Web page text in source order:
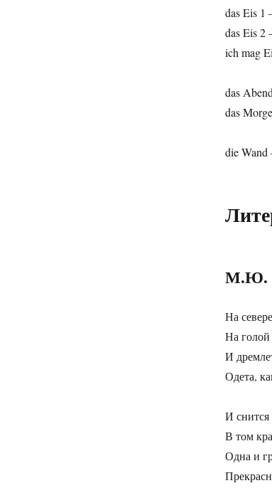
das Eis
das Eis
ich mag
das
das
die
М.Ю.
На
На
И
Одета,
И снится
В том
Одна и